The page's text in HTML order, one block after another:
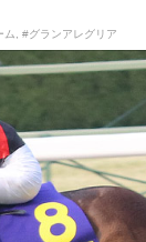
ム #グランアレグリア